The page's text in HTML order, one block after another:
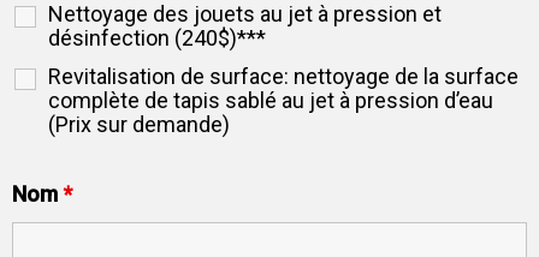
Nettoyage des jouets au jet à pression et
désinfection (240$)***
Revitalisation de surface: nettoyage de la surface
complète de tapis sablé au jet à pression d’eau
(Prix sur demande)
Nom*